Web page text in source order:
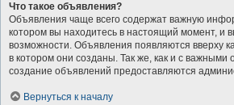
Что такое объявления?
Объявления чаще всего содержат важную
котором вы находитесь в настоящий момент, и
возможности. Объявления появляются вверху
в котором они созданы. Так же, как и с
создание объявлений предоставляются
Вернуться к началу